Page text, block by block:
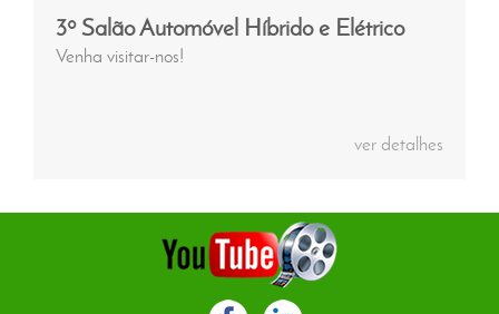
3º Salão Automóvel Híbrido e Elétrico
Venha visitar-nos!
ver detalhes